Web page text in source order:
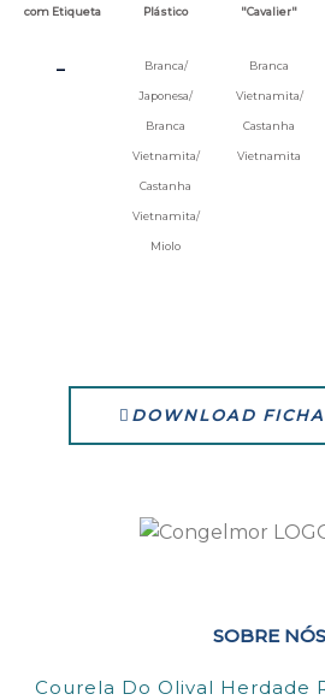
com Etiqueta Plástico "Cavalier"
- Branca/
Japonesa/
Branca
Vietnamita/
Castanha
Vietnamita/
Miolo
Branca
Vietnamita/
Castanha
Vietnamita
DOWNLOAD
SOBRE NÓS
Courela Do Olival Herdade